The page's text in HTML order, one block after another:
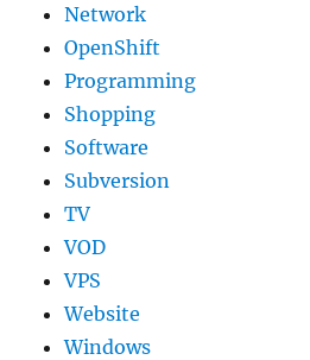
Network
OpenShift
Programming
Shopping
Software
Subversion
TV
VOD
VPS
Website
Windows